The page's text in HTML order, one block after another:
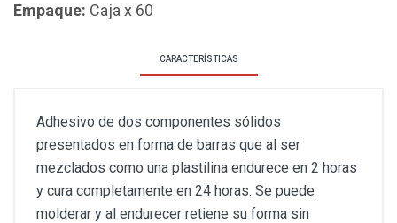
Empaque: Caja x 60
CARACTERÍSTICAS
Adhesivo de dos componentes sólidos
presentados en forma de barras que al ser
mezclados como una plastilina endurece en 2 horas
y cura completamente en 24 horas. Se puede
molderar y al endurecer retiene su forma sin